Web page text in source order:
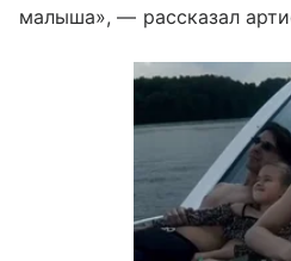
малыша», — рассказал